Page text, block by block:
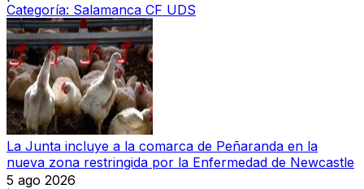
Categoría: Salamanca CF UDS
La Junta incluye a la comarca de Peñaranda en la
nueva zona restringida por la Enfermedad de Newcastle
5 ago 2026